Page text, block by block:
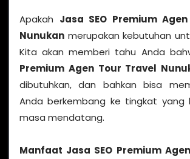
Apakah Jasa SEO Premium
Nunukan merupakan kebutuhan
Kita akan memberi tahu Anda
Premium Agen Tour Travel
dibutuhkan, dan bahkan bisa
Anda berkembang ke tingkat yang
masa mendatang.
Manfaat Jasa SEO Premium